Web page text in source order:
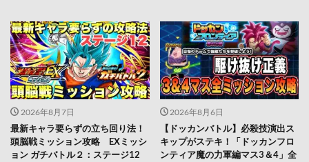
2026年8月7日
最新キャラ要らずの立ち回り法！
頭脳戦ミッション攻略 EXミッシ
ョン ガチバトル２：ステージ12
2026年8月6日
【ドッカンバトル】必殺技演出ス
キップがステキ！「ドッカンフロ
ンティア魔の力軍編マス3＆4」全